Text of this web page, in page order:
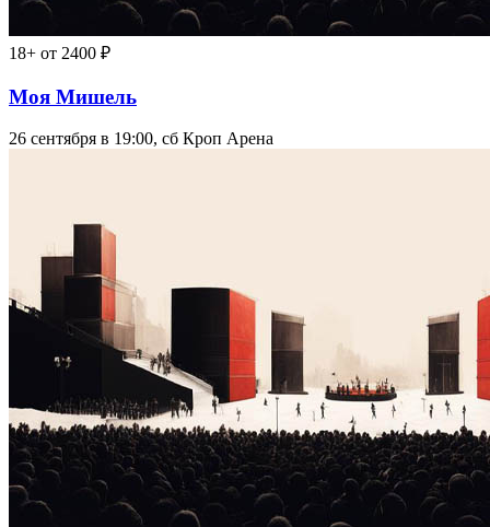
18+ от 2400 ₽
Моя Мишель
26 сентября в 19:00, сб Кроп Арена